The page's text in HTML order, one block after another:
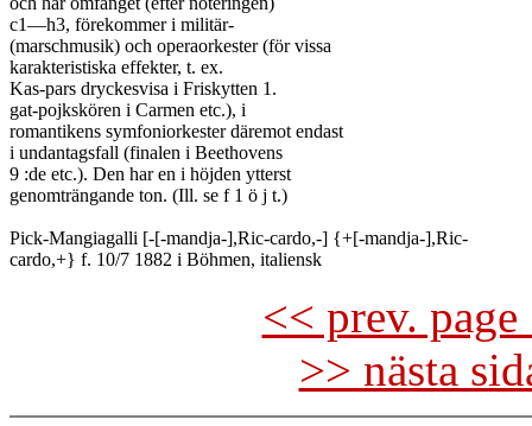
c1—h3, förekommer i militär-
(marschmusik) och operaorkester (för vissa
karakteristiska effekter, t. ex.
Kas-pars dryckesvisa i Friskytten 1.
gat-pojkskören i Carmen etc.), i
romantikens symfoniorkester däremot endast
i undantagsfall (finalen i Beethovens
9 :de etc.). Den har en i höjden ytterst
genomträngande ton. (Ill. se f 1 ö j t.)
Pick-Mangiagalli [-[-mandja-],Ric-cardo,-] {+[-mandja-],Ric-
<< prev.
>> nästa